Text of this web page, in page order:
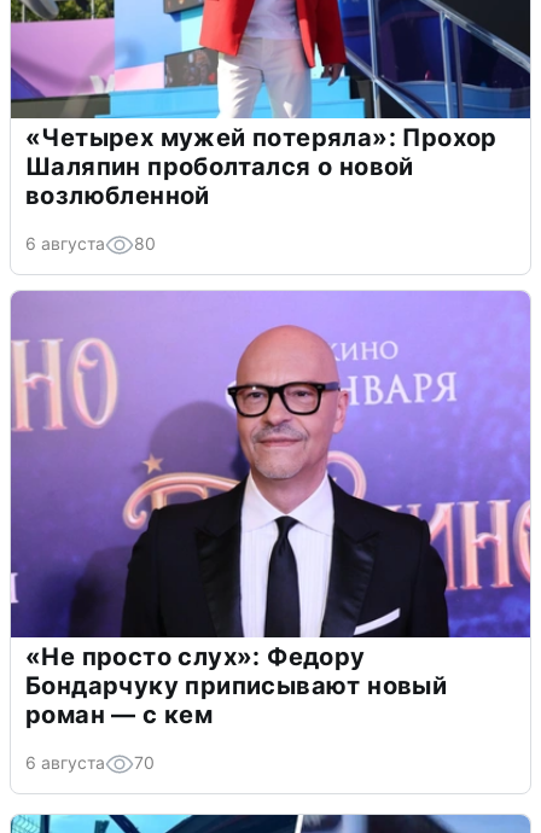
«Четырех мужей потеряла»: Прохор
Шаляпин проболтался о новой
возлюбленной
6 августа 80
«Не просто слух»: Федору
Бондарчуку приписывают новый
роман — с кем
6 августа 70